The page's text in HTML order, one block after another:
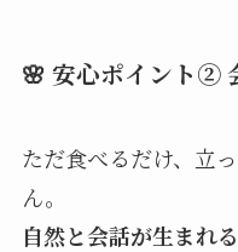
🌸 安心ポイント②
ただ食べるだけ、立
ん。
自然と会話が生まれ